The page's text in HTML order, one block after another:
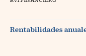
Rentabilidades